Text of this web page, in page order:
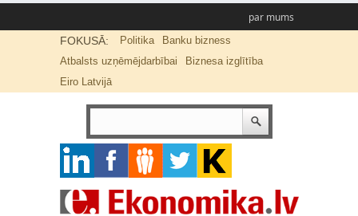
par mums
FOKUSĀ: Politika
Banku bizness
Atbalsts uzņēmējdarbībai
Biznesa izglītība
Eiro Latvijā